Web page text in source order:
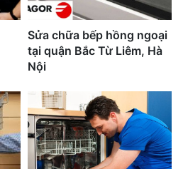
Sửa chữa bếp hồng ngoại
tại quận Bắc Từ Liêm, Hà
Nội